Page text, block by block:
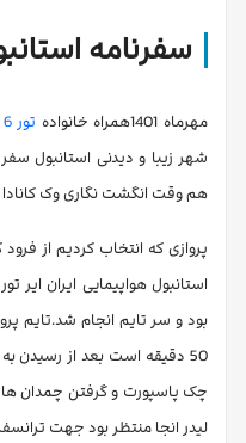
سفرنامه
مهرماه 1401همراه خانواده تور 6 شب و 7 روز استانبول
شهر زیبا و دیدنی استانبول
هم وقت انگشت نگاری وک کانادا
پروازی که انتخاب کردیم از
50 دقیقه است بعد از رسیدن